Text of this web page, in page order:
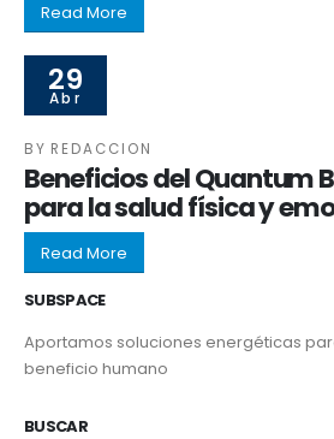
Read More
29
Abr
BY REDACCION
Beneficios del Quantum
para la salud física y
Read More
SUBSPACE
Aportamos soluciones energéticas
beneficio humano
BUSCAR